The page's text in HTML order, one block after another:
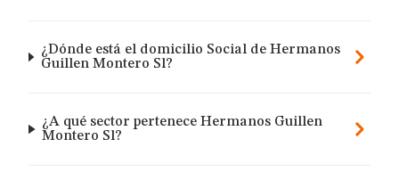
¿Dónde está el domicilio Social de Hermanos
Guillen Montero Sl?
¿A qué sector pertenece Hermanos Guillen
Montero Sl?